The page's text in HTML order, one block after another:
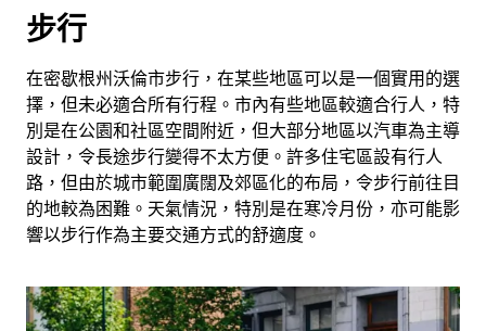
按
Esc
按
鈕
即
可
關
閉
步行
在密歇根州沃倫市步行，在某些地區可以是一個實用的選
擇，但未必適合所有行程。市內有些地區較適合行人，特
別是在公園和社區空間附近，但大部分地區以汽車為主導
設計，令長途步行變得不太方便。許多住宅區設有行人
路，但由於城市範圍廣闊及郊區化的布局，令步行前往目
的地較為困難。天氣情況，特別是在寒冷月份，亦可能影
響以步行作為主要交通方式的舒適度。